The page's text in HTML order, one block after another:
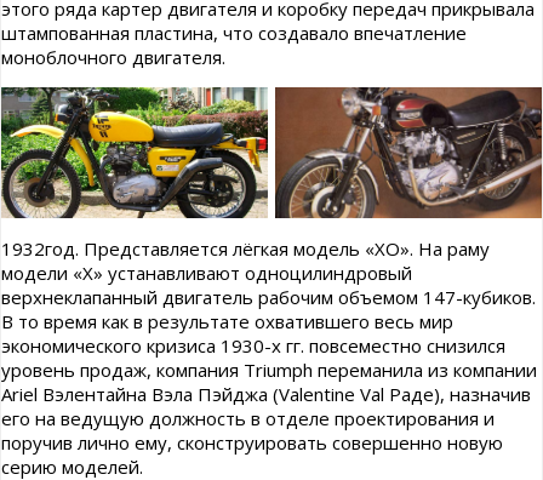
этого ряда картер двигателя и коробку передач прикрывала
штампованная пластина, что создавало впечатление
моноблочного двигателя.
1932год. Представляется лёгкая модель «ХО». На раму
модели «Х» устанавливают одноцилиндровый
верхнеклапанный двигатель рабочим объемом 147-кубиков.
В то время как в результате охватившего весь мир
экономического кризиса 1930-х гг. повсеместно снизился
уровень продаж, компания Triumph переманила из компании
Ariel Вэлентайна Вэла Пэйджа (Valentine Val Раде), назначив
его на ведущую должность в отделе проектирования и
поручив лично ему, сконструировать совершенно новую
серию моделей.